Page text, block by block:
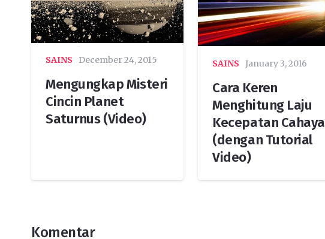
SAINS December 24, 2015
Mengungkap Misteri
Cincin Planet
Saturnus (Video)
SAINS January 3, 2016
Cara Keren
Menghitung Laju
Kecepatan Cahaya
(dengan Tutorial
Video)
Komentar